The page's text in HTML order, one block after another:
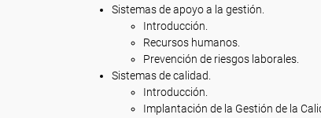
Sistemas de apoyo a la gestión.
Introducción.
Recursos humanos.
Prevención de riesgos laborales.
Sistemas de calidad.
Introducción.
Implantación de la Gestión de la